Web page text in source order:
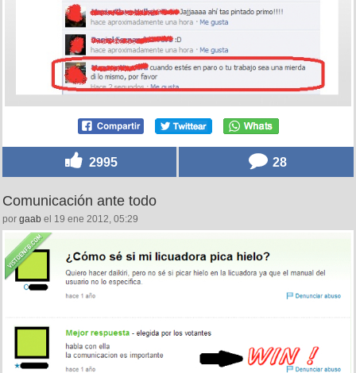
2995 28
Comunicación ante todo
por gaab el 19 ene 2012, 05:29